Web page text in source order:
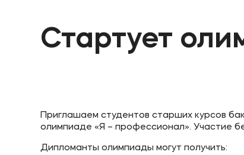
Абитуриентам
Приемная комиссия
Стартует
Приглашаем студентов старших курсов
олимпиаде «Я – профессионал». Участие
Дипломанты олимпиады могут получить: